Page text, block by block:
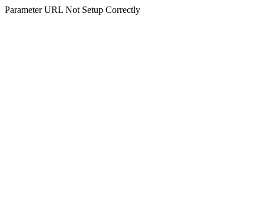
Parameter URL Not Setup Correctly